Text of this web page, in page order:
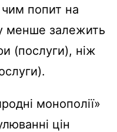
чим попит на
менше залежить
(послуги), ніж
монополії»
цін